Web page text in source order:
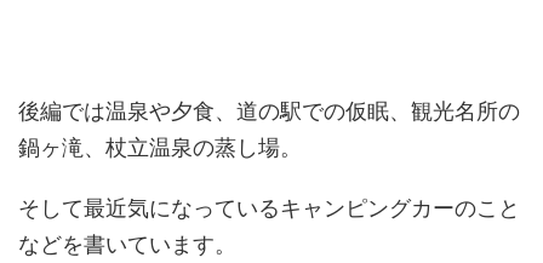
後編では温泉や夕食、道の駅での仮眠、観光名所の
鍋ヶ滝、杖立温泉の蒸し場。
そして最近気になっているキャンピングカーのこと
などを書いています。